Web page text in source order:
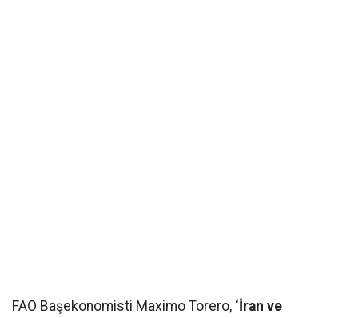
FAO Başekonomisti Maximo Torero, ‘İran ve